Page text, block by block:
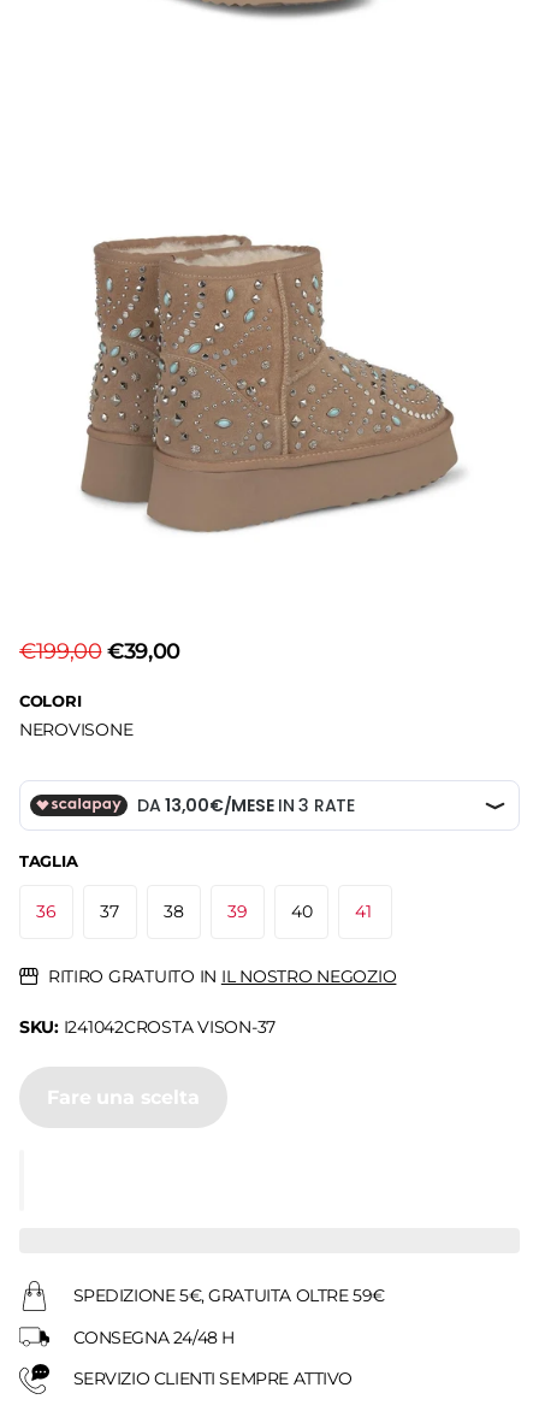
€199,00€39,00
COLORI
NEROVISONE
TAGLIA
36 37 38 39 40 41
RITIRO GRATUITO IN IL NOSTRO NEGOZIO
SKU:I241042CROSTA VISON-37
Fare una scelta
SPEDIZIONE 5€, GRATUITA OLTRE 59€
CONSEGNA 24/48 H
SERVIZIO CLIENTI SEMPRE ATTIVO